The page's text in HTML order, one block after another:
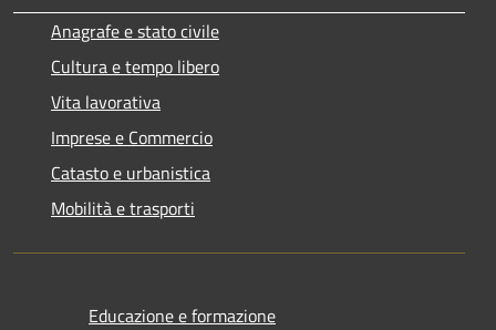
Anagrafe e stato civile
Cultura e tempo libero
Vita lavorativa
Imprese e Commercio
Catasto e urbanistica
Mobilità e trasporti
Educazione e formazione